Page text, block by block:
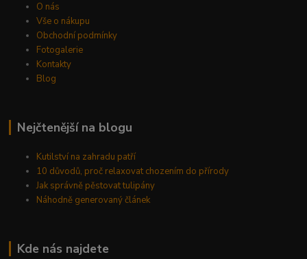
O nás
Vše o nákupu
Obchodní podmínky
Fotogalerie
Kontakty
Blog
Nejčtenější na blogu
Kutilství na zahradu patří
10 důvodů, proč relaxovat chozením do přírody
Jak správně pěstovat tulipány
Náhodně generovaný článek
Kde nás najdete